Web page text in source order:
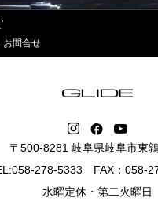
お問合せ
〒500-8281 岐阜県岐阜市東
278-5333 FAX：058-
水曜定休・第二火曜日